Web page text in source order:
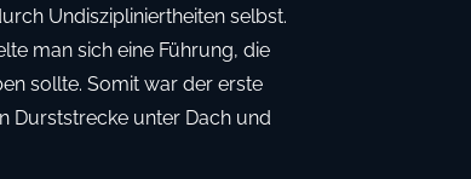
Undiszipliniertheiten selbst.
man sich eine Führung, die
sollte. Somit war der erste
Durststrecke unter Dach und